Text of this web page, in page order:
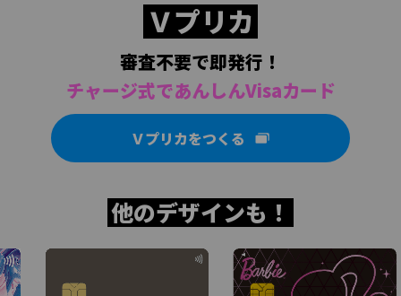
Ｖプリカ
審査不要で即発行！
チャージ式であんしんVisaカード
Ｖプリカをつくる
他のデザインも！